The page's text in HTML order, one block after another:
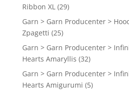
Ribbon XL (29)
Garn > Garn Producenter >
Zpagetti (25)
Garn > Garn Producenter >
Hearts Amaryllis (32)
Garn > Garn Producenter >
Hearts Amigurumi (5)